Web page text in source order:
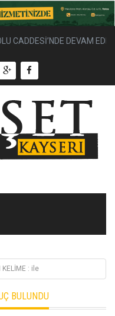
CADDESİ’NDE DEVAM
KELİME : ile
BULUNDU